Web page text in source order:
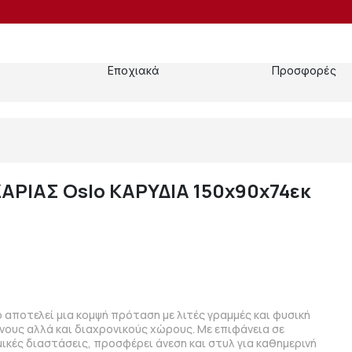
Εποχιακά Προσφορές
Oslo ΚΑΡΥΔΙΑ 150x90x74εκ
μια κομψή πρόταση με λιτές γραμμές και φυσική
αλλά και διαχρονικούς χώρους. Με επιφάνεια σε
διαστάσεις, προσφέρει άνεση και στυλ για καθημερινή